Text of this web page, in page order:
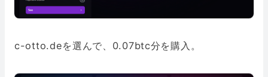
c-otto.deを選んで、0.07btc分を購入。